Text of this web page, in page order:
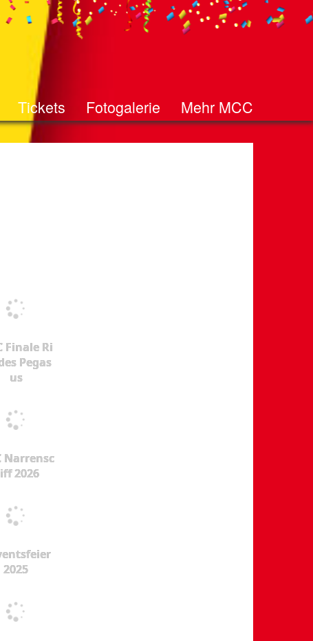
Tickets Fotogalerie Mehr MCC
Finale Ri
Pegas
us
Narrensc
2026
2025